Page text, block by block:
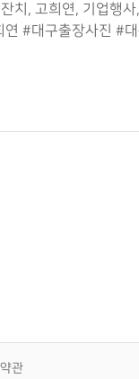
치, 고희연, 기업
#대구출장사진 #
관